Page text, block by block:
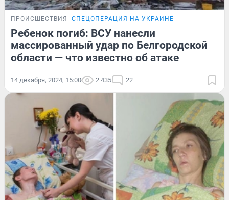
ПРОИСШЕСТВИЯ СПЕЦОПЕРАЦИЯ НА УКРАИНЕ
Ребенок погиб: ВСУ нанесли
массированный удар по Белгородской
области — что известно об атаке
14 декабря, 2024, 15:00 2 435 22